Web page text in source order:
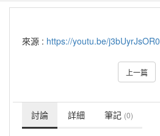
來源 : https://youtu.be/j3bUyrJsOR0
上一篇
討論 詳細 筆記 (0)